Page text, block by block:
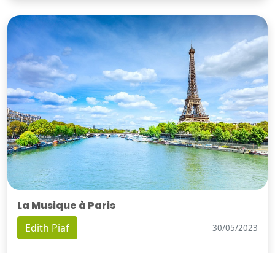
La Musique à Paris
Edith Piaf 30/05/2023